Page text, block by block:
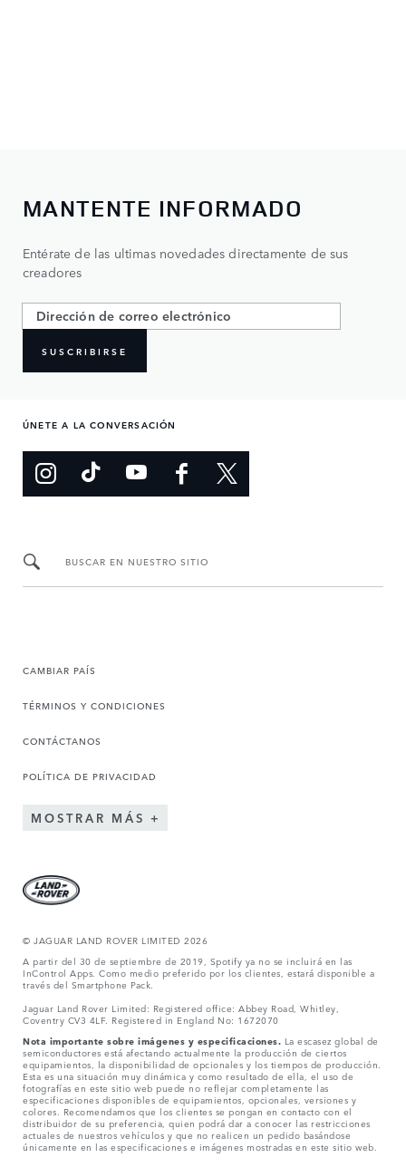
MANTENTE INFORMADO
Entérate de las ultimas novedades directamente de sus
creadores
SUSCRIBIRSE
ÚNETE A LA CONVERSACIÓN
BUSCAR EN NUESTRO SITIO
CAMBIAR PAÍS
TÉRMINOS Y CONDICIONES
CONTÁCTANOS
POLÍTICA DE PRIVACIDAD
MOSTRAR MÁS
© JAGUAR LAND ROVER LIMITED 2026
A partir del 30 de septiembre de 2019, Spotify ya no se incluirá en las
InControl Apps. Como medio preferido por los clientes, estará disponible a
través del Smartphone Pack.
Jaguar Land Rover Limited: Registered office: Abbey Road, Whitley,
Coventry CV3 4LF. Registered in England No: 1672070
Nota importante sobre imágenes y especificaciones. La escasez global de
semiconductores está afectando actualmente la producción de ciertos
equipamientos, la disponibilidad de opcionales y los tiempos de producción.
Esta es una situación muy dinámica y como resultado de ella, el uso de
fotografías en este sitio web puede no reflejar completamente las
especificaciones disponibles de equipamientos, opcionales, versiones y
colores. Recomendamos que los clientes se pongan en contacto con el
distribuidor de su preferencia, quien podrá dar a conocer las restricciones
actuales de nuestros vehículos y que no realicen un pedido basándose
únicamente en las especificaciones e imágenes mostradas en este sitio web.